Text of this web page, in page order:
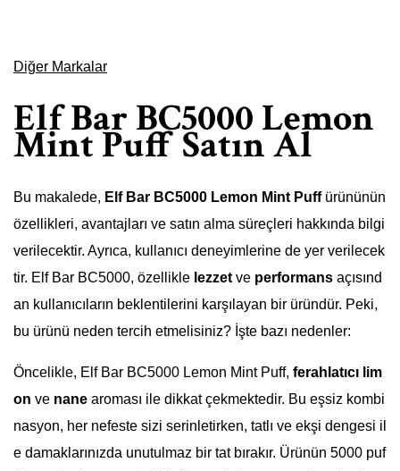
Diğer Markalar
Elf Bar BC5000 Lemon
Mint Puff Satın Al
Bu makalede, Elf Bar BC5000 Lemon Mint Puffürününün
özellikleri, avantajları ve satın alma süreçleri hakkında bilgi
verilecektir. Ayrıca, kullanıcı deneyimlerine de yer verilecek
tir. Elf Bar BC5000, özellikle lezzet ve performans açısınd
an kullanıcıların beklentilerini karşılayan bir üründür. Peki,
bu ürünü neden tercih etmelisiniz? İşte bazı nedenler:
Öncelikle, Elf Bar BC5000 Lemon Mint Puff, ferahlatıcı lim
on ve nane aroması ile dikkat çekmektedir. Bu eşsiz kombi
nasyon, her nefeste sizi serinletirken, tatlı ve ekşi dengesi il
e damaklarınızda unutulmaz bir tat bırakır. Ürünün 5000 puf